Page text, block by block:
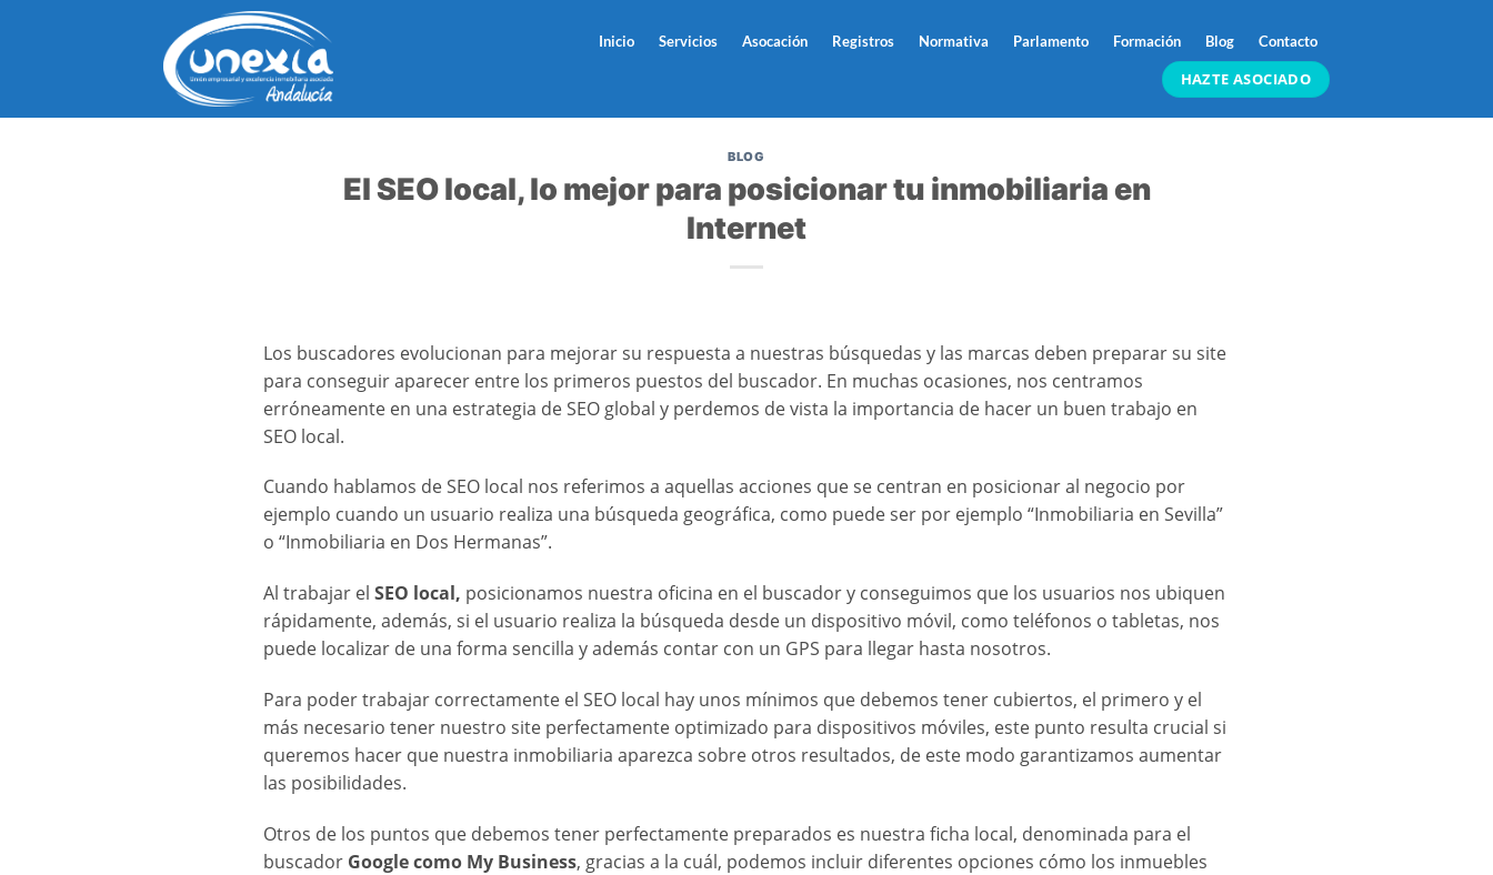
Inicio Servicios Asocación Registros Normativa Parlamento Formación Blog Contacto
HAZTE ASOCIADO
BLOG
El SEO local, lo mejor para posicionar tu inmobiliaria en
Internet
Los buscadores evolucionan para mejorar su respuesta a nuestras búsquedas y las marcas deben preparar su site
para conseguir aparecer entre los primeros puestos del buscador. En muchas ocasiones, nos centramos
erróneamente en una estrategia de SEO global y perdemos de vista la importancia de hacer un buen trabajo en
SEO local.
Cuando hablamos de SEO local nos referimos a aquellas acciones que se centran en posicionar al negocio por
ejemplo cuando un usuario realiza una búsqueda geográfica, como puede ser por ejemplo “Inmobiliaria en Sevilla”
o “Inmobiliaria en Dos Hermanas”.
Al trabajar el SEO local, posicionamos nuestra oficina en el buscador y conseguimos que los usuarios nos ubiquen
rápidamente, además, si el usuario realiza la búsqueda desde un dispositivo móvil, como teléfonos o tabletas, nos
puede localizar de una forma sencilla y además contar con un GPS para llegar hasta nosotros.
Para poder trabajar correctamente el SEO local hay unos mínimos que debemos tener cubiertos, el primero y el
más necesario tener nuestro site perfectamente optimizado para dispositivos móviles, este punto resulta crucial si
queremos hacer que nuestra inmobiliaria aparezca sobre otros resultados, de este modo garantizamos aumentar
las posibilidades.
Otros de los puntos que debemos tener perfectamente preparados es nuestra ficha local, denominada para el
buscador Google como My Business, gracias a la cuál, podemos incluir diferentes opciones cómo los inmuebles